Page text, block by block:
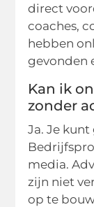
direct
coaches,
hebben
gevonden
Kan ik
zonder
Ja. Je
media.
zijn niet
op te